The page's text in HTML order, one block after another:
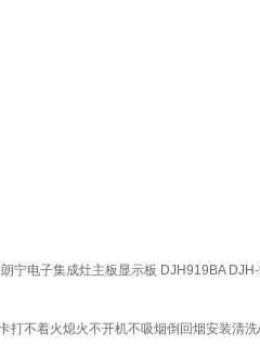
宁电子集成灶主板显示板 DJH919BA
打不着火熄火不开机不吸烟倒回烟安装清